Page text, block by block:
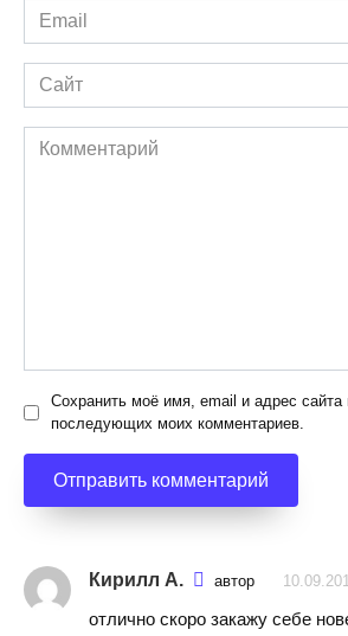
Email
*
Сайт
Комментарий
Сохранить моё имя, email и адрес сайта
последующих моих комментариев.
Кирилл А. автор
отлично скоро закажу себе